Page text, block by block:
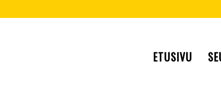
ETUSIVU